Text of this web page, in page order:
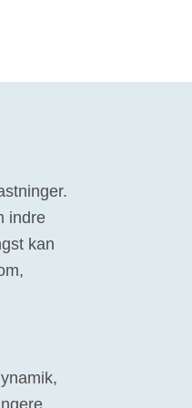
indre
kan